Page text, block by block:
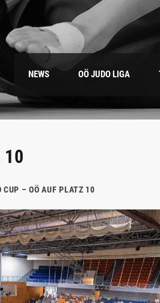
NEWS OÖ JUDO LIGA
10
CUP – OÖ AUF PLATZ 10